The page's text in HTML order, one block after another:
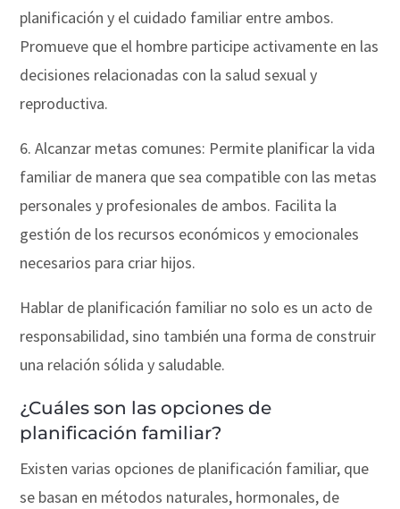
planificación y el cuidado familiar entre ambos.
Promueve que el hombre participe activamente en las
decisiones relacionadas con la salud sexual y
reproductiva.
6. Alcanzar metas comunes: Permite planificar la vida
familiar de manera que sea compatible con las metas
personales y profesionales de ambos. Facilita la
gestión de los recursos económicos y emocionales
necesarios para criar hijos.
Hablar de planificación familiar no solo es un acto de
responsabilidad, sino también una forma de construir
una relación sólida y saludable.
¿Cuáles son las opciones de
planificación familiar?
Existen varias opciones de planificación familiar, que
se basan en métodos naturales, hormonales, de